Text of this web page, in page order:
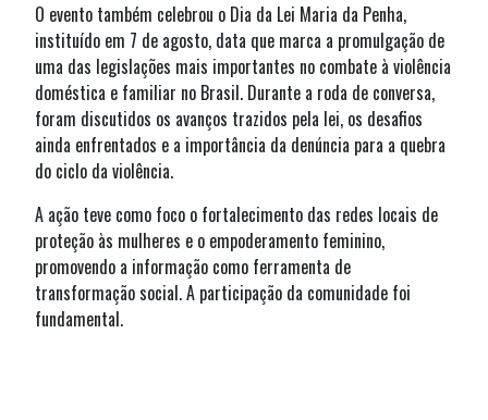
O evento também celebrou o Dia da Lei Maria da Penha,
instituído em 7 de agosto, data que marca a promulgação de
uma das legislações mais importantes no combate à violência
doméstica e familiar no Brasil. Durante a roda de conversa,
foram discutidos os avanços trazidos pela lei, os desafios
ainda enfrentados e a importância da denúncia para a quebra
do ciclo da violência.
A ação teve como foco o fortalecimento das redes locais de
proteção às mulheres e o empoderamento feminino,
promovendo a informação como ferramenta de
transformação social. A participação da comunidade foi
fundamental.